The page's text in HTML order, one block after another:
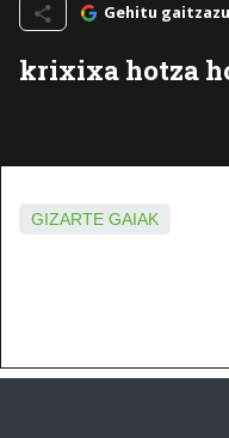
Gehitu
krixixa hotza
GIZARTE GAIAK